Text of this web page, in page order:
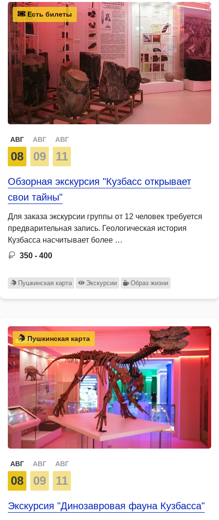
Есть билеты
АВГ
08
АВГ
09
АВГ
11
Обзорная экскурсия "Кузбасс открывает
свои тайны"
Для заказа экскурсии группы от 12 человек требуется
предварительная запись. Геологическая история
Кузбасса насчитывает более …
350 - 400
Пушкинская карта Экскурсии Образ жизни
Пушкинская карта
АВГ
08
АВГ
09
АВГ
11
Экскурсия "Динозавровая фауна Кузбасса"